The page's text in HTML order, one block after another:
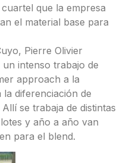
que la empresa
el material base para
Pierre Olivier
intenso trabajo de
approach a la
diferenciación de
se trabaja de distintas
y año a año van
para el blend.